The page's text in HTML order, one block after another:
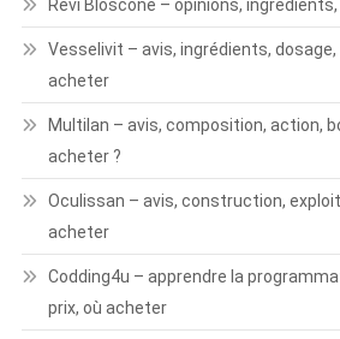
Revi Bloscone – opinions,
Vesselivit – avis, ingrédients,
acheter
Multilan – avis, composition, action,
acheter ?
Oculissan – avis, construction,
acheter
Codding4u – apprendre la
prix, où acheter